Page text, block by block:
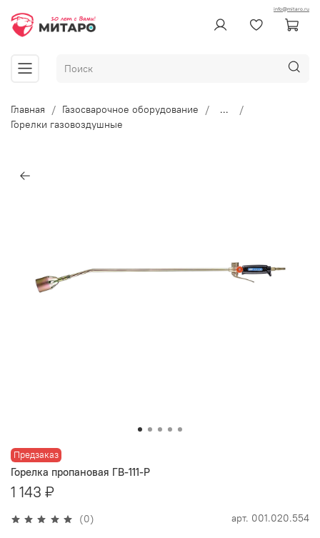
info@mitaro.ru
Главная Газосварочное оборудование
...
Горелки газовоздушные
Предзаказ
(0) арт. 001.020.554
Горелка пропановая ГВ-111-P
1 143 ₽